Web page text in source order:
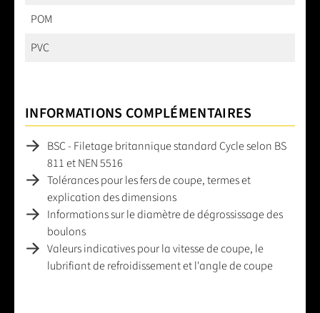
POM
PVC
INFORMATIONS COMPLÉMENTAIRES
BSC - Filetage britannique standard Cycle selon BS
811 et NEN 5516
Tolérances pour les fers de coupe, termes et
explication des dimensions
Informations sur le diamètre de dégrossissage des
boulons
Valeurs indicatives pour la vitesse de coupe, le
lubrifiant de refroidissement et l'angle de coupe